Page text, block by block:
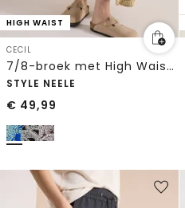
HIGH WAIST
CECIL
7/8-broek met High Waist en Wide Leg pijpen in een Loose Fit pasvorm
STYLE NEELE
€ 49,99